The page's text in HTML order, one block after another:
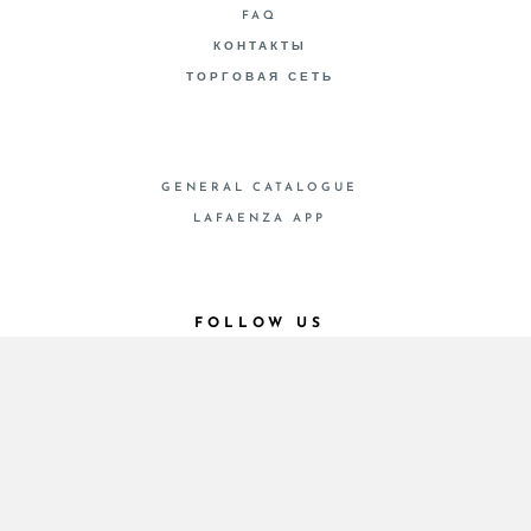
FAQ
КОНТАКТЫ
ТОРГОВАЯ СЕТЬ
GENERAL CATALOGUE
LAFAENZA APP
FOLLOW US